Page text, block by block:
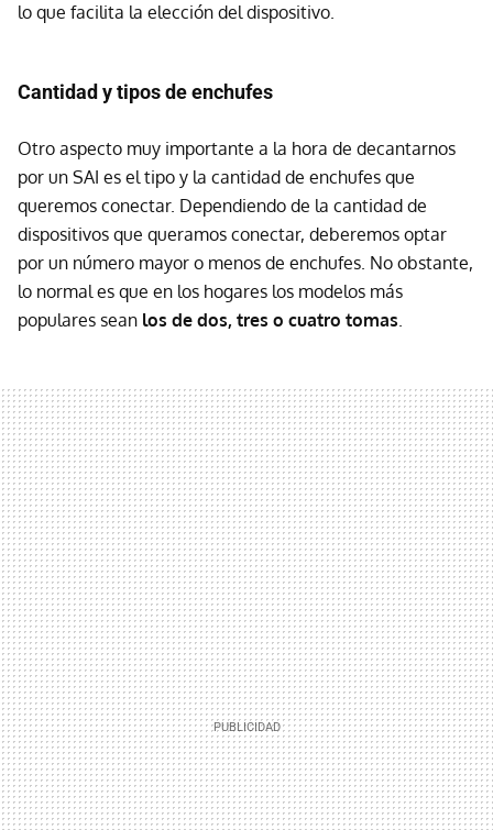
lo que facilita la elección del dispositivo.
Cantidad y tipos de enchufes
Otro aspecto muy importante a la hora de decantarnos
por un SAI es el tipo y la cantidad de enchufes que
queremos conectar. Dependiendo de la cantidad de
dispositivos que queramos conectar, deberemos optar
por un número mayor o menos de enchufes. No obstante,
lo normal es que en los hogares los modelos más
populares sean los de dos, tres o cuatro tomas.